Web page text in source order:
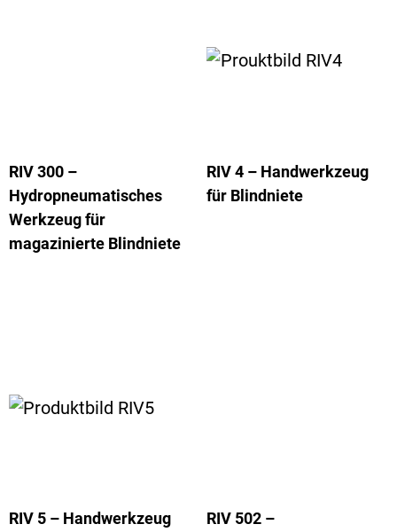
RIV 300 –
Hydropneumatisches
Werkzeug für
magazinierte Blindniete
RIV 4 – Handwerkzeug
für Blindniete
RIV 5 – Handwerkzeug
RIV 502 –